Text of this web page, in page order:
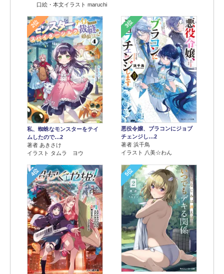
口絵・本文イラスト maruchi
2位
私、蜘蛛なモンスターをテイ
ムしたので…2
著者 あきさけ
イラスト タムラ ヨウ
3位
悪役令嬢、ブラコンにジョブ
チェンジし…2
著者 浜千鳥
イラスト 八美☆わん
4位 5位